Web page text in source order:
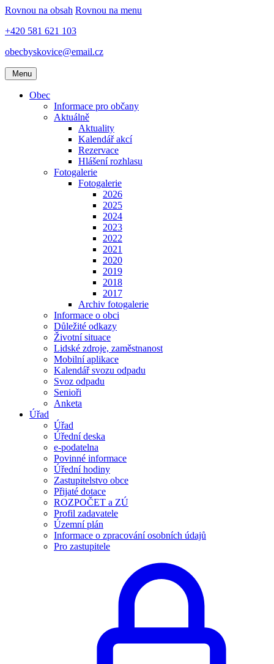
Rovnou na obsah Rovnou na menu
+420 581 621 103
obecbyskovice@email.cz
Menu
Obec
Informace pro občany
Aktuálně
Aktuality
Kalendář akcí
Rezervace
Hlášení rozhlasu
Fotogalerie
Fotogalerie
2026
2025
2024
2023
2022
2021
2020
2019
2018
2017
Archiv fotogalerie
Informace o obci
Důležité odkazy
Životní situace
Lidské zdroje, zaměstnanost
Mobilní aplikace
Kalendář svozu odpadu
Svoz odpadu
Senioři
Anketa
Úřad
Úřad
Úřední deska
e-podatelna
Povinné informace
Úřední hodiny
Zastupitelstvo obce
Přijaté dotace
ROZPOČET a ZÚ
Profil zadavatele
Územní plán
Informace o zpracování osobních údajů
Pro zastupitele